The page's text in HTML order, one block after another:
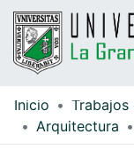
Comunidades
Inicio Trabajos
Arquitectura